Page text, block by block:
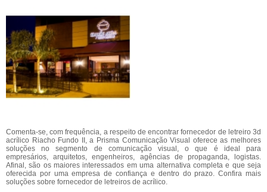
Comenta-se, com frequência, a respeito de encontrar fornecedor de letreiro 3d
acrílico Riacho Fundo II, a Prisma Comunicação Visual oferece as melhores
soluções no segmento de comunicação visual, o que é ideal para
empresários, arquitetos, engenheiros, agências de propaganda, logistas.
Afinal, são os maiores interessados em uma alternativa completa e que seja
oferecida por uma empresa de confiança e dentro do prazo. Confira mais
soluções sobre fornecedor de letreiros de acrílico.